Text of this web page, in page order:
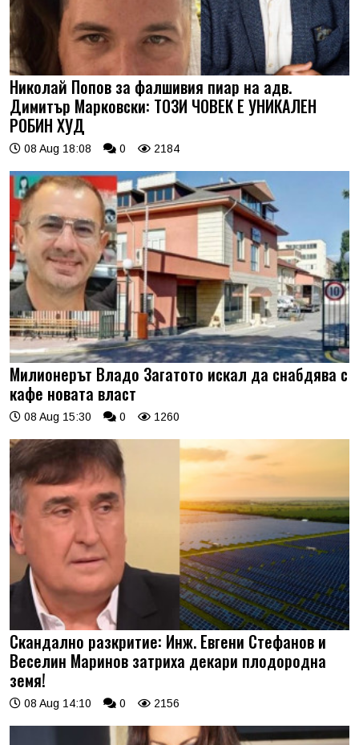
Николай Попов за фалшивия пиар на адв.
Димитър Марковски: ТОЗИ ЧОВЕК Е УНИКАЛЕН
РОБИН ХУД
08 Aug 18:08 0 2184
Милионерът Владо Загатото искал да снабдява с
кафе новата власт
08 Aug 15:30 0 1260
Скандално разкритие: Инж. Евгени Стефанов и
Веселин Маринов затриха декари плодородна
земя!
08 Aug 14:10 0 2156